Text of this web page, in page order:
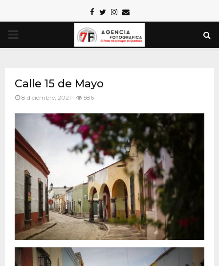
Facebook
TwitterInstagram
Email
PRIMARY
Calle 15 de Mayo
8 diciembre, 2021 586